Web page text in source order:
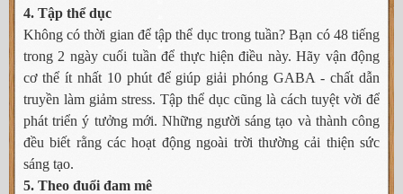
4. Tập thể dục
Không có thời gian để tập thể dục trong tuần? Bạn có 48 tiếng
trong 2 ngày cuối tuần để thực hiện điều này. Hãy vận động
cơ thể ít nhất 10 phút để giúp giải phóng GABA - chất dẫn
truyền làm giảm stress. Tập thể dục cũng là cách tuyệt vời để
phát triển ý tưởng mới. Những người sáng tạo và thành công
đều biết rằng các hoạt động ngoài trời thường cải thiện sức
sáng tạo.
5. Theo đuổi đam mê